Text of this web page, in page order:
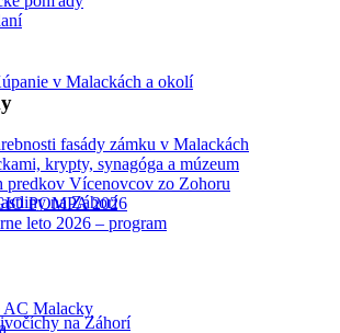
v Malackách a okolí
na Záhorí
na Záhorí
fasády zámku v Malackách
krypty, synagóga a múzeum
predkov Vícenovcov zo Zohoru
POMPA 2026
leto 2026 – program
Malacky